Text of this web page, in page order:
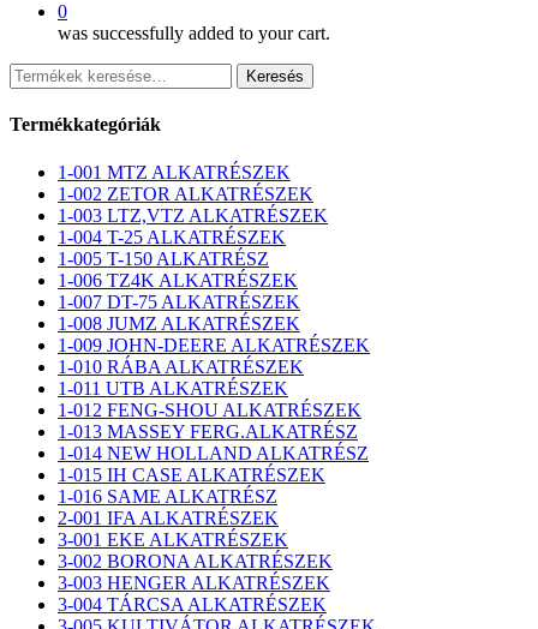
0
was successfully added to your cart.
Keresés
a
következőre:
Keresés
Termékkategóriák
1-001 MTZ ALKATRÉSZEK
1-002 ZETOR ALKATRÉSZEK
1-003 LTZ,VTZ ALKATRÉSZEK
1-004 T-25 ALKATRÉSZEK
1-005 T-150 ALKATRÉSZ
1-006 TZ4K ALKATRÉSZEK
1-007 DT-75 ALKATRÉSZEK
1-008 JUMZ ALKATRÉSZEK
1-009 JOHN-DEERE ALKATRÉSZEK
1-010 RÁBA ALKATRÉSZEK
1-011 UTB ALKATRÉSZEK
1-012 FENG-SHOU ALKATRÉSZEK
1-013 MASSEY FERG.ALKATRÉSZ
1-014 NEW HOLLAND ALKATRÉSZ
1-015 IH CASE ALKATRÉSZEK
1-016 SAME ALKATRÉSZ
2-001 IFA ALKATRÉSZEK
3-001 EKE ALKATRÉSZEK
3-002 BORONA ALKATRÉSZEK
3-003 HENGER ALKATRÉSZEK
3-004 TÁRCSA ALKATRÉSZEK